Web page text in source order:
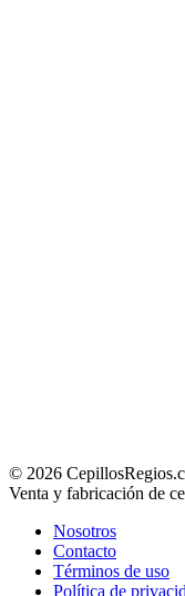
© 2026
Venta y fabricación de
Nosotros
Contacto
Términos de uso
Política de